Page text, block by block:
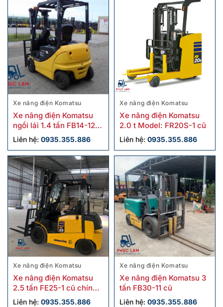
Xe nâng điện Komatsu
Xe nâng điện Komatsu
ngồi lái 1.4 tấn FB14-12
cũ
Liên hệ: 0935.355.886
Xe nâng điện Komatsu
Xe nâng điện Komatsu
2.0 t Model: FR20S-1 cũ
Liên hệ: 0935.355.886
Xe nâng điện Komatsu
Xe nâng điện Komatsu
2.5 tấn FE25-1 cũ chính
hãng giá tốt
Liên hệ: 0935.355.886
Xe nâng điện Komatsu
Xe nâng điện Komatsu 3
tấn FB30-11 cũ
Liên hệ: 0935.355.886